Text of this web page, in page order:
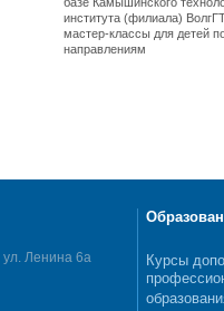
института (филиала)
мастер-классы для детей
направлениям
ул. Ленина 6а
Курсы